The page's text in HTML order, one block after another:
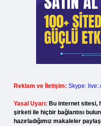
Reklam ve İletişim: Skype:
Yasal Uyarı: Bu internet sitesi,
şirketi ile hiçbir bağlantısı
hazırladığımız makaleler